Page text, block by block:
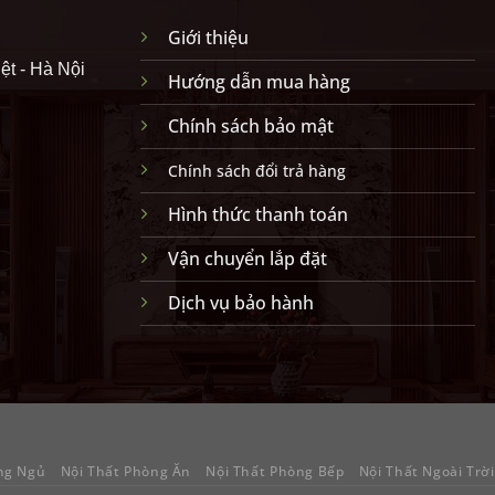
- Hà Nội
Giới thiệu
Hướng dẫn mua hàng
Chính sách bảo mật
Chính sách đổi trả hàng
Hình thức thanh toán
Vận chuyển lắp đặt
Dịch vụ bảo hành
Ngủ Nội Thất Phòng Ăn Nội Thất Phòng Bếp Nội Thất Ngoài Trời